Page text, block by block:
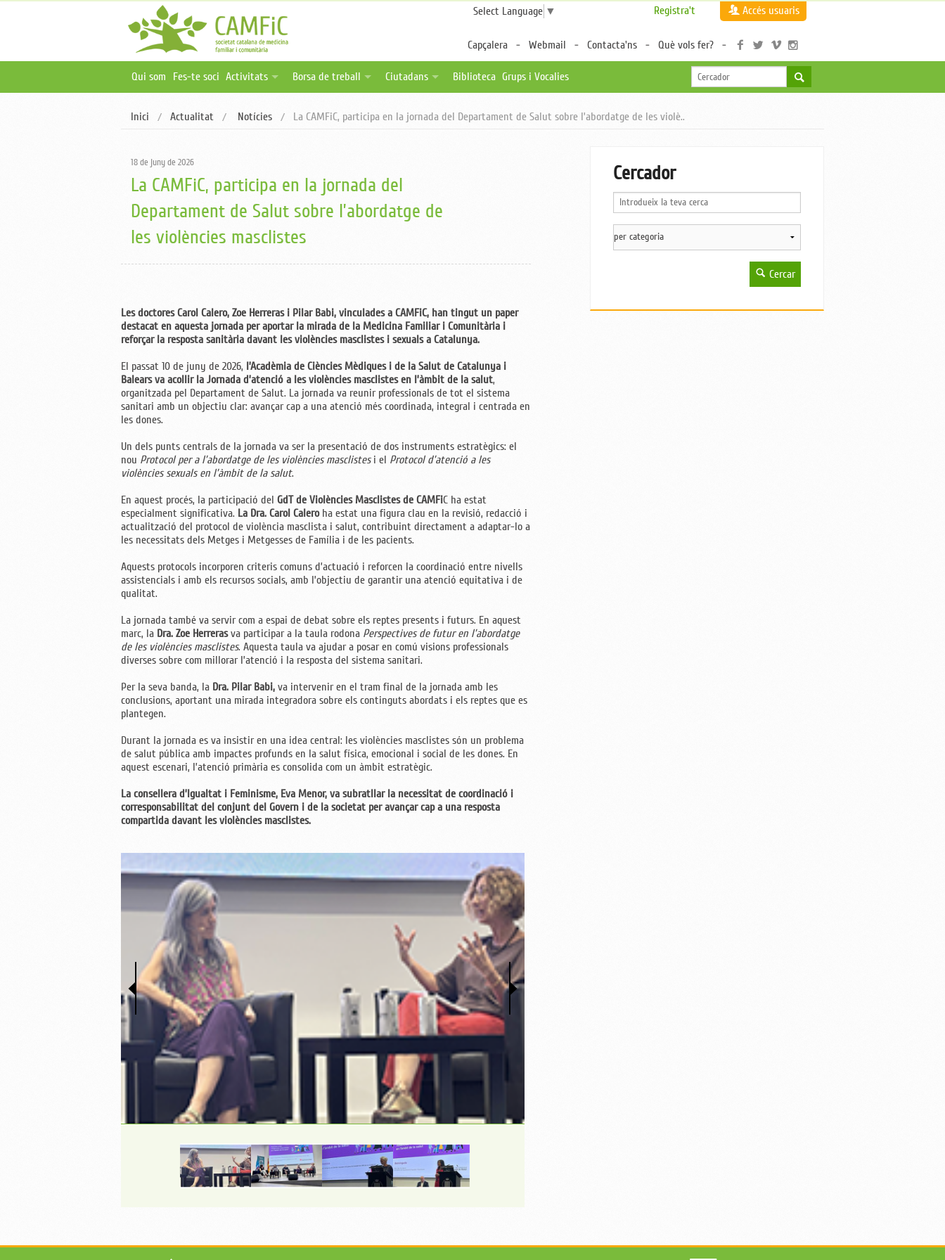
Select Language ▼ Registra't Accés usuaris
Capçalera Webmail Contacta'ns Què vols fer?
Qui som Fes-te soci Activitats
Activitats online i a distància
Borsa de treball
Publica una oferta
Ciutadans
Associacions de pacients
Biblioteca Grups i Vocalies
Inici Actualitat Notícies La CAMFiC, participa en la jornada del Departament de Salut sobre l’abordatge de les violè..
18 de juny de 2026
La CAMFiC, participa en la jornada del
Departament de Salut sobre l’abordatge de
les violències masclistes
Les doctores Carol Calero, Zoe Herreras i Pilar Babi, vinculades a CAMFiC, han tingut un paper
destacat en aquesta jornada per aportar la mirada de la Medicina Familiar i Comunitària i
reforçar la resposta sanitària davant les violències masclistes i sexuals a Catalunya.
El passat 10 de juny de 2026, l’Acadèmia de Ciències Mèdiques i de la Salut de Catalunya i
Balears va acollir la Jornada d’atenció a les violències masclistes en l’àmbit de la salut,
organitzada pel Departament de Salut. La jornada va reunir professionals de tot el sistema
sanitari amb un objectiu clar: avançar cap a una atenció més coordinada, integral i centrada en
les dones.
Un dels punts centrals de la jornada va ser la presentació de dos instruments estratègics: el
nou Protocol per a l’abordatge de les violències masclistesi el Protocol d’atenció a les
violències sexuals en l’àmbit de la salut.
En aquest procés, la participació del GdT de Violències Masclistes de CAMFiC ha estat
especialment significativa. La Dra. Carol Caleroha estat una figura clau en la revisió, redacció i
actualització del protocol de violència masclista i salut, contribuint directament a adaptar-lo a
les necessitats dels Metges i Metgesses de Família i de les pacients.
Aquests protocols incorporen criteris comuns d’actuació i reforcen la coordinació entre nivells
assistencials i amb els recursos socials, amb l’objectiu de garantir una atenció equitativa i de
qualitat.
La jornada també va servir com a espai de debat sobre els reptes presents i futurs. En aquest
marc, la Dra. Zoe Herrerasva participar a la taula rodona Perspectives de futur en l’abordatge
de les violències masclistes. Aquesta taula va ajudar a posar en comú visions professionals
diverses sobre com millorar l’atenció i la resposta del sistema sanitari.
Per la seva banda, la Dra. Pilar Babi, va intervenir en el tram final de la jornada amb les
conclusions, aportant una mirada integradora sobre els continguts abordats i els reptes que es
plantegen.
Durant la jornada es va insistir en una idea central: les violències masclistes són un problema
de salut pública amb impactes profunds en la salut física, emocional i social de les dones. En
aquest escenari, l’atenció primària es consolida com un àmbit estratègic.
La consellera d’Igualtat i Feminisme, Eva Menor, va subratllar la necessitat de coordinació i
corresponsabilitat del conjunt del Govern i de la societat per avançar cap a una resposta
compartida davant les violències masclistes.
Cercador
Cercar